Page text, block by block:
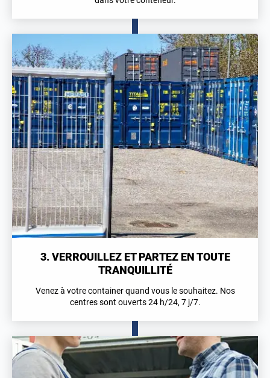
3. VERROUILLEZ ET PARTEZ EN TOUTE
TRANQUILLITÉ
Venez à votre container quand vous le souhaitez. Nos
centres sont ouverts 24 h/24, 7 j/7.